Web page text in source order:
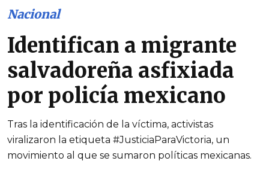
Nacional
Identifican a migrante
salvadoreña asfixiada
por policía mexicano
Tras la identificación de la víctima, activistas
viralizaron la etiqueta #JusticiaParaVictoria, un
movimiento al que se sumaron políticas mexicanas.